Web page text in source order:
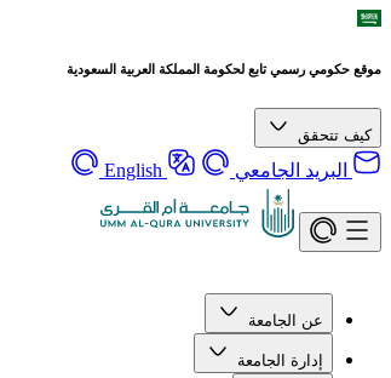
موقع حكومي رسمي تابع لحكومة المملكة العربية السعودية
كيف تتحقق
البريد الجامعي English
عن الجامعة
إدارة الجامعة